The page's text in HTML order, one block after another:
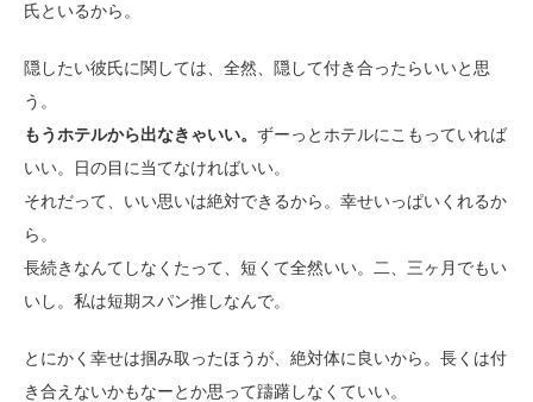
氏といるから。
隠したい彼氏に関しては、全然、隠して付き合ったらいいと思
う。
もうホテルから出なきゃいい。 ずーっとホテルにこもっていれば
いい。日の目に当てなければいい。
それだって、いい思いは絶対できるから。幸せいっぱいくれるか
ら。
長続きなんてしなくたって、短くて全然いい。二、三ヶ月でもい
いし。私は短期スパン推しなんで。
とにかく幸せは掴み取ったほうが、絶対体に良いから。長くは付
き合えないかもなーとか思って躊躇しなくていい。